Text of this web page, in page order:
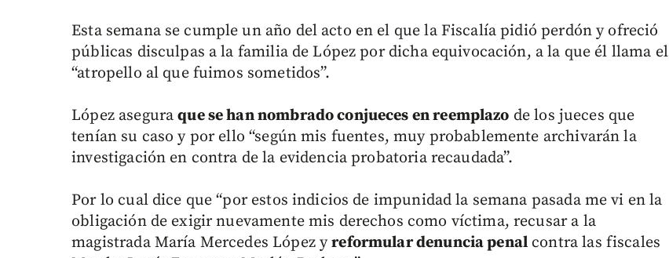
Esta semana se cumple un año del acto en el que la Fiscalía pidió perdón y ofreció
públicas disculpas a la familia de López por dicha equivocación, a la que él llama el
“atropello al que fuimos sometidos”.
López aseguraque se han nombrado conjueces en reemplazo de los jueces que
tenían su caso y por ello “según mis fuentes, muy probablemente archivarán la
investigación en contra de la evidencia probatoria recaudada”.
Por lo cual dice que “por estos indicios de impunidad la semana pasada me vi en la
obligación de exigir nuevamente mis derechos como víctima, recusar a la
magistrada María Mercedes López yreformular denuncia penal contra las fiscales